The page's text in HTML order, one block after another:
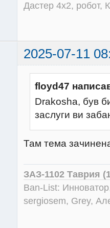
Дастер 4х2, робот,
2025-07-11
floyd47
Drakosha, був
заслуги ви
Там тема
ЗАЗ-1102 Таврия
Ban-List:
sergiosem, Grey,